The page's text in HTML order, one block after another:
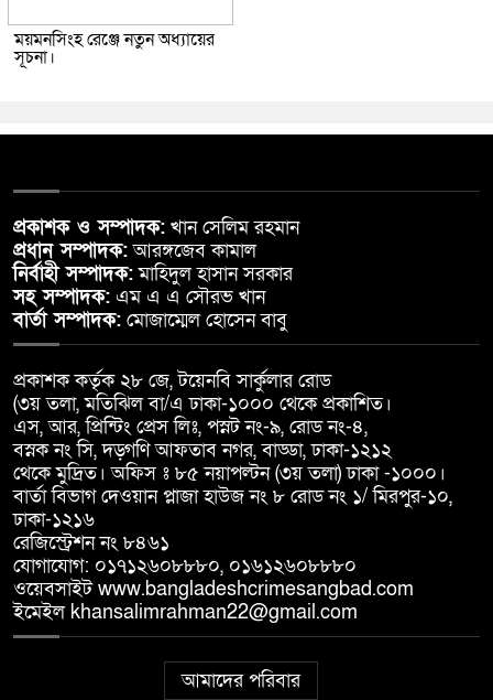
ময়মনসিংহ রেঞ্জে নতুন অধ্যায়ের
সূচনা।
প্রকাশক ও সম্পাদক: খান সেলিম রহমান
প্রধান সম্পাদক:আরঙ্গজেব কামাল
নির্বাহী সম্পাদক:মাহিদুল হাসান সরকার
সহ সম্পাদক: এম এ এ সৌরভ খান
বার্তা সম্পাদক: মোজাম্মেল হোসেন বাবু
প্রকাশক কর্তৃক ২৮ জে, টয়েনবি সার্কুলার রোড
(৩য় তলা, মতিঝিল বা/এ ঢাকা-১০০০ থেকে প্রকাশিত।
এস, আর, প্রিন্টিং প্রেস লিঃ, পস্নট নং-৯, রোড নং-৪,
বস্নক নং সি, দড়্গণি আফতাব নগর, বাড্ডা, ঢাকা-১২১২
থেকে মুদ্রিত। অফিস ঃ ৮৫ নয়াপল্টন (৩য় তলা) ঢাকা -১০০০।
বার্তা বিভাগ দেওয়ান প্লাজা হাউজ নং ৮ রোড নং ১/ মিরপুর-১০,
ঢাকা-১২১৬
রেজিস্ট্রেশন নং ৮৪৬১
যোগাযোগ: ০১৭১২৬০৮৮৮০, ০১৬১২৬০৮৮৮০
ওয়েবসাইট www.bangladeshcrimesangbad.com
ইমেইল khansalimrahman22@gmail.com
আমাদের পরিবার